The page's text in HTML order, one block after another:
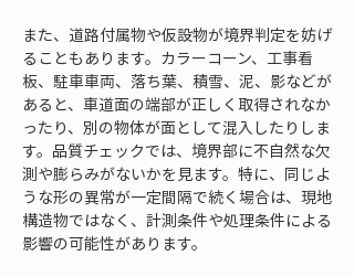
また、道路付属物や仮設物が境界判定を妨げ
ることもあります。カラーコーン、工事看
板、駐車車両、落ち葉、積雪、泥、影などが
あると、車道面の端部が正しく取得されなか
ったり、別の物体が面として混入したりしま
す。品質チェックでは、境界部に不自然な欠
測や膨らみがないかを見ます。特に、同じよ
うな形の異常が一定間隔で続く場合は、現地
構造物ではなく、計測条件や処理条件による
影響の可能性があります。